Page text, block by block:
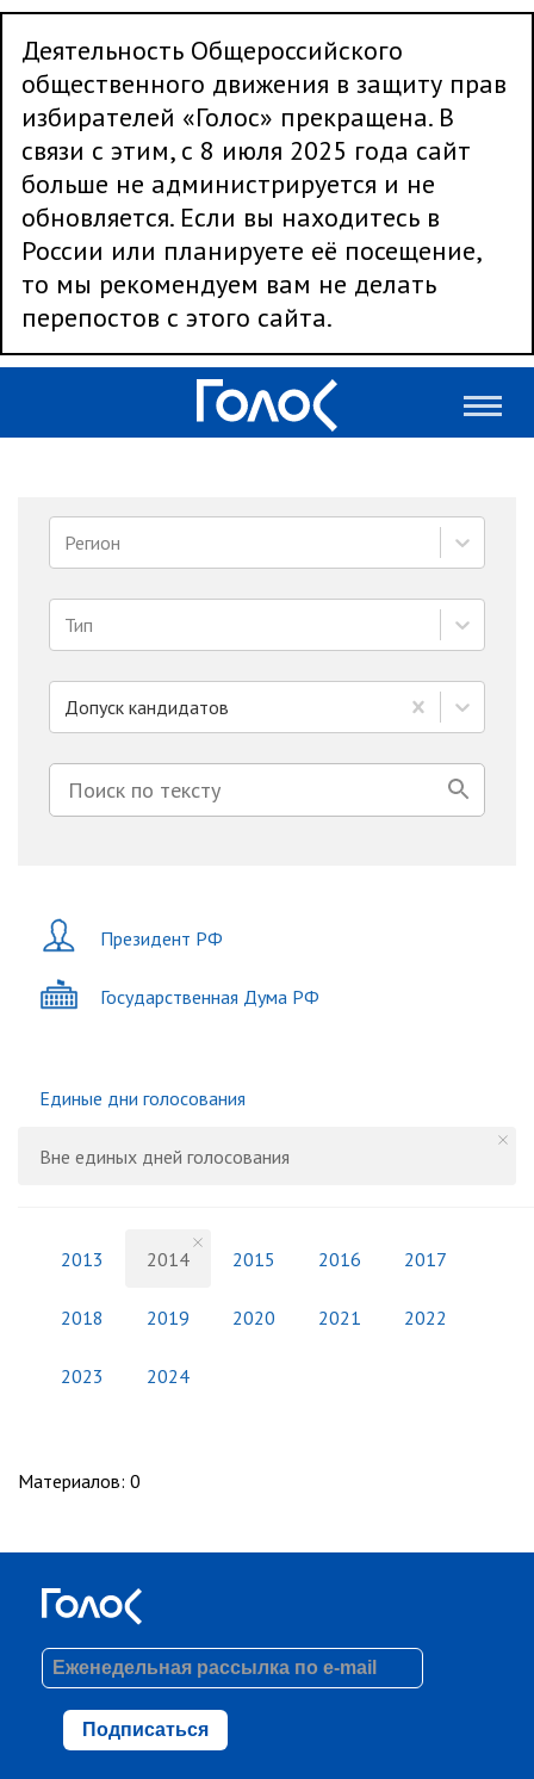
Деятельность Общероссийского
общественного движения в защиту прав
избирателей «Голос» прекращена. В
связи с этим, с 8 июля 2025 года сайт
больше не администрируется и не
обновляется. Если вы находитесь в
России или планируете её посещение,
то мы рекомендуем вам не делать
перепостов с этого сайта.
Регион
Тип
Допуск кандидатов
Президент РФ
Государственная Дума РФ
Единые дни голосования
Вне единых дней голосования
2013 2014 2015 2016 2017
2018 2019 2020 2021 2022
2023 2024
Материалов: 0
Подписаться